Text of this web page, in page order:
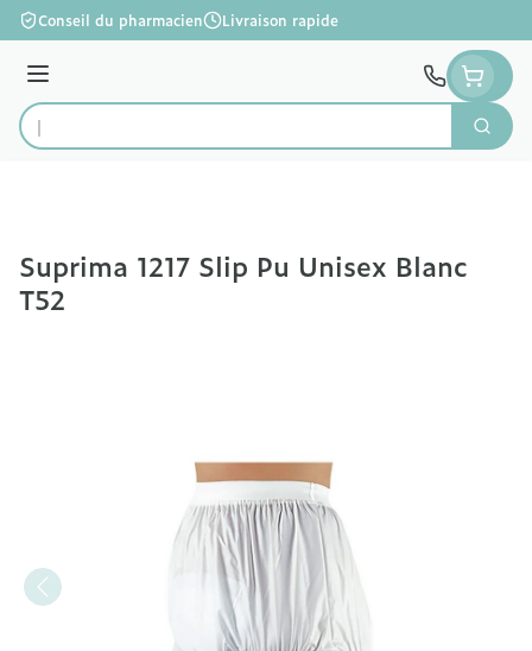
Aller au contenu
Conseil du pharmacien Livraison rapide
Menu
Rechercher
Suprima 1217 Slip Pu Unisex Blanc
T52